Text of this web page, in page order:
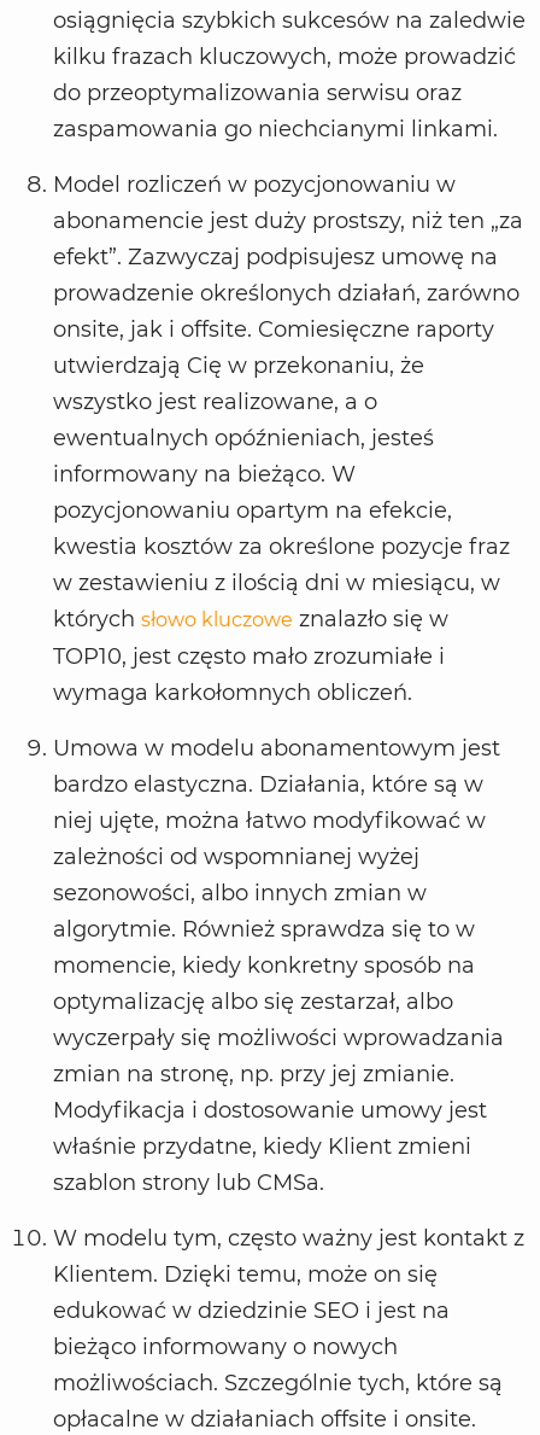
osiągnięcia szybkich sukcesów na zaledwie
kilku frazach kluczowych, może prowadzić
do przeoptymalizowania serwisu oraz
zaspamowania go niechcianymi linkami.
Model rozliczeń w pozycjonowaniu w
abonamencie jest duży prostszy, niż ten „za
efekt”. Zazwyczaj podpisujesz umowę na
prowadzenie określonych działań, zarówno
onsite, jak i offsite. Comiesięczne raporty
utwierdzają Cię w przekonaniu, że
wszystko jest realizowane, a o
ewentualnych opóźnieniach, jesteś
informowany na bieżąco. W
pozycjonowaniu opartym na efekcie,
kwestia kosztów za określone pozycje fraz
w zestawieniu z ilością dni w miesiącu, w
których słowo kluczowe znalazło się w
TOP10, jest często mało zrozumiałe i
wymaga karkołomnych obliczeń.
Umowa w modelu abonamentowym jest
bardzo elastyczna. Działania, które są w
niej ujęte, można łatwo modyfikować w
zależności od wspomnianej wyżej
sezonowości, albo innych zmian w
algorytmie. Również sprawdza się to w
momencie, kiedy konkretny sposób na
optymalizację albo się zestarzał, albo
wyczerpały się możliwości wprowadzania
zmian na stronę, np. przy jej zmianie.
Modyfikacja i dostosowanie umowy jest
właśnie przydatne, kiedy Klient zmieni
szablon strony lub CMSa.
W modelu tym, często ważny jest kontakt z
Klientem. Dzięki temu, może on się
edukować w dziedzinie SEO i jest na
bieżąco informowany o nowych
możliwościach. Szczególnie tych, które są
opłacalne w działaniach offsite i onsite.